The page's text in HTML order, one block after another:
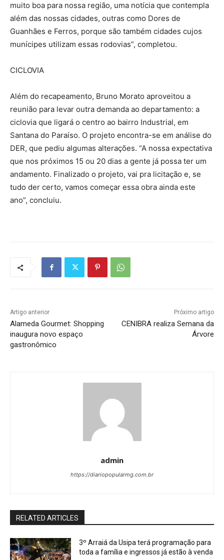
muito boa para nossa região, uma notícia que contempla
além das nossas cidades, outras como Dores de
Guanhães e Ferros, porque são também cidades cujos
munícipes utilizam essas rodovias”, completou.
CICLOVIA
Além do recapeamento, Bruno Morato aproveitou a
reunião para levar outra demanda ao departamento: a
ciclovia que ligará o centro ao bairro Industrial, em
Santana do Paraíso. O projeto encontra-se em análise do
DER, que pediu algumas alterações. “A nossa expectativa
que nos próximos 15 ou 20 dias a gente já possa ter um
andamento. Finalizado o projeto, vai pra licitação e, se
tudo der certo, vamos começar essa obra ainda este
ano”, concluiu.
Artigo anterior
Alameda Gourmet: Shopping
inaugura novo espaço
gastronômico
Próximo artigo
CENIBRA realiza Semana da
Árvore
admin
https://diariopopularmg.com.br
RELATED ARTICLES
3º Arraiá da Usipa terá programação para
toda a família e ingressos já estão à venda